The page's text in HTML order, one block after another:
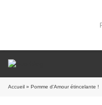
Accueil » Pomme d'Amour étincelante !